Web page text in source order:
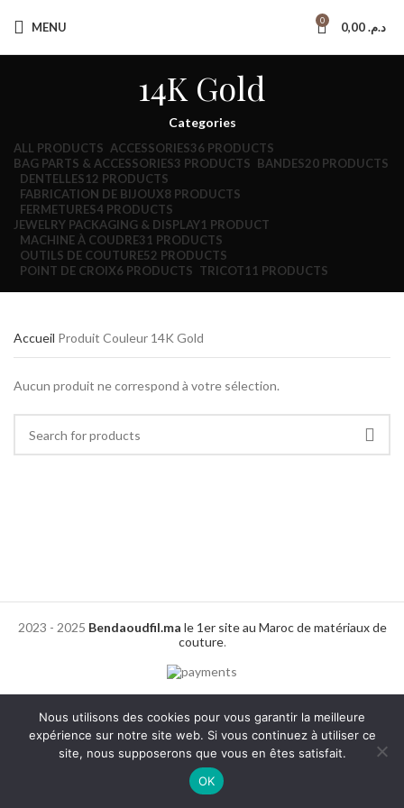
MENU 0 د.م.
14K Gold
Categories
ALL PRODUCTS ACCESSORIES36 PRODUCTS
BAG PARTS & ACCESSORIES3 PRODUCTS BANDES20 PRODUCTS
DENTELLES12 PRODUCTS
FABRICATION DE BIJOUX8 PRODUCTS
FERMETURES4 PRODUCTS
JEWELRY PACKAGING & DISPLAY1 PRODUCT
MACHINE À COUDRE31 PRODUCTS
OUTILS DE COUTURE52 PRODUCTS
POINT DE CROIX6 PRODUCTS TRICOT11 PRODUCTS
Accueil Produit Couleur 14K Gold
Aucun produit ne correspond à votre sélection.
2023 - 2025 Bendaoudfil.ma le 1er site au Maroc de matériaux de
couture.
Livraison gratuite
Wishlist
Nous utilisons des cookies pour vous garantir la meilleure
expérience sur notre site web. Si vous continuez à utiliser ce
site, nous supposerons que vous en êtes satisfait.
OK